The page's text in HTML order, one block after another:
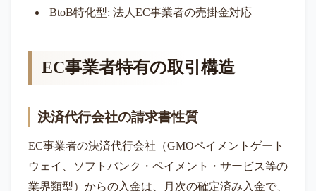
BtoB特化型: 法人EC事業者の売掛金対応
EC事業者特有の取引構造
決済代行会社の請求書性質
EC事業者の決済代行会社（GMOペイメントゲート
ウェイ、ソフトバンク・ペイメント・サービス等の
業界類型）からの入金は、月次の確定済み入金で、